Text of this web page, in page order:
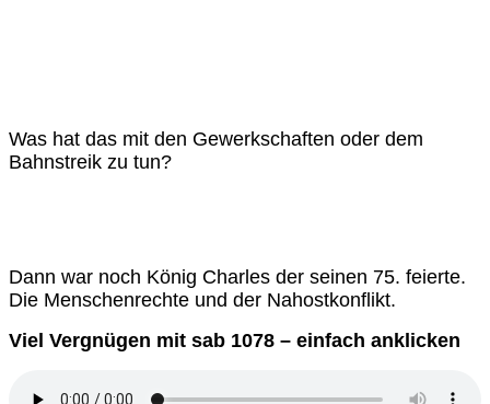
Was hat das mit den Gewerkschaften oder dem
Bahnstreik zu tun?
Dann war noch König Charles der seinen 75. feierte.
Die Menschenrechte und der Nahostkonflikt.
Viel Vergnügen mit sab 1078 – einfach anklicken